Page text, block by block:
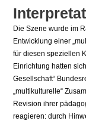
Die Szene wurde im
Ent­wicklung einer
für diesen speziellen
Einrichtung hatten
Gesellschaft“
„multikulturelle“
Revision ihrer
reagieren: durch